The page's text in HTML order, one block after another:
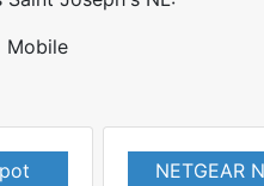
Mobile
NETGEAR